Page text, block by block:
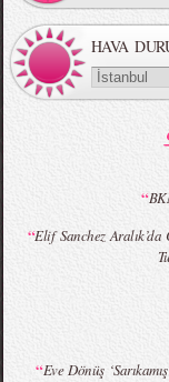
MBFWI - Gülçin Çengel
MBFWI - Giray Sepin 2015
HAVA
“
“Elif Sanchez
“Eve Dönüş